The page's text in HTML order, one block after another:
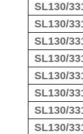
SL130/
SL130/
SL130/
SL130/
SL130/
SL130/
SL130/
SL130/